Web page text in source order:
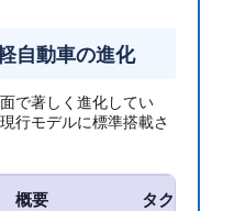
自動車の進化
で著しく進化してい
行モデルに標準搭載さ
概要
タクシー乗